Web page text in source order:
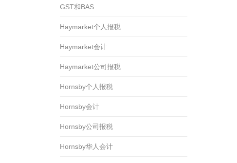
GST和BAS
Haymarket个人报税
Haymarket会计
Haymarket公司报税
Hornsby个人报税
Hornsby会计
Hornsby公司报税
Hornsby华人会计